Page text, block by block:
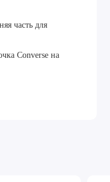
часть для
Converse на